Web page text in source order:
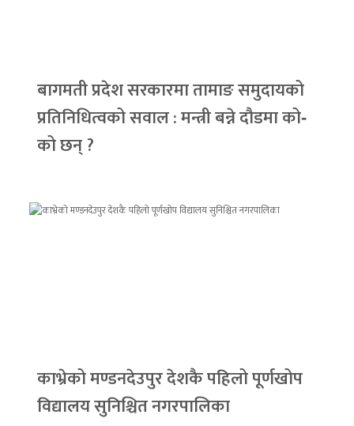
बागमती प्रदेश सरकारमा तामाङ समुदायको
प्रतिनिधित्वको सवाल : मन्त्री बन्ने दौडमा को‐
को छन् ?
काभ्रेको मण्डनदेउपुर देशकै पहिलो पूर्णखोप
विद्यालय सुनिश्चित नगरपालिका